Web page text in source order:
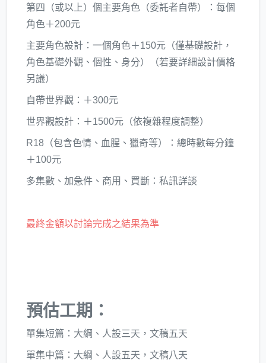
第四（或以上）個主要角色（委託者自帶）：每個
角色＋200元
主要角色設計：一個角色＋150元（僅基礎設計，
角色基礎外觀、個性、身分）（若要詳細設計價格
另議）
自帶世界觀：＋300元
世界觀設計：＋1500元（依複雜程度調整）
R18（包含色情、血腥、獵奇等）：總時數每分鐘
＋100元
多集數、加急件、商用、買斷：私訊詳談
最終金額以討論完成之結果為準
預估工期：
單集短篇：大綱、人設三天，文稿五天
單集中篇：大綱、人設五天，文稿八天